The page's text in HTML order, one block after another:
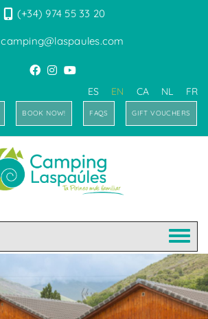
(+34) 974 55 33 20
camping@laspaules.com
ES EN CA NL FR
BOOK NOW! FAQS GIFT VOUCHERS